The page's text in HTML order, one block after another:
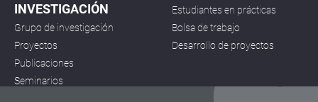
INVESTIGACIÓN
Grupo de investigación
Proyectos
Publicaciones
Seminarios
Estudiantes en prácticas
Bolsa de trabajo
Desarrollo de proyectos